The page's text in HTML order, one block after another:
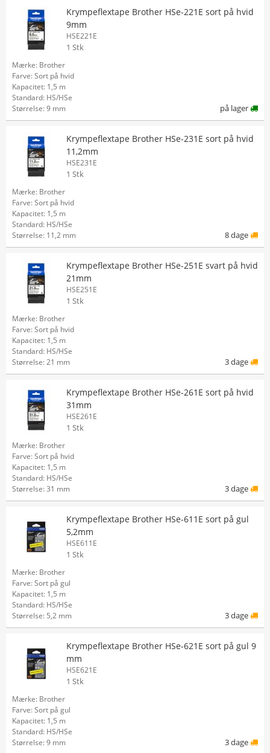
Krympeflextape Brother HSe-221E sort på hvid
9mm
HSE221E
1 Stk
Mærke: Brother
Farve: Sort på hvid
Kapacitet: 1,5 m
Standard: HS/HSe
Størrelse: 9 mm
på lager
Krympeflextape Brother HSe-231E sort på hvid
11,2mm
HSE231E
1 Stk
Mærke: Brother
Farve: Sort på hvid
Kapacitet: 1,5 m
Standard: HS/HSe
Størrelse: 11,2 mm
8 dage
Krympeflextape Brother HSe-251E svart på hvid
21mm
HSE251E
1 Stk
Mærke: Brother
Farve: Sort på hvid
Kapacitet: 1,5 m
Standard: HS/HSe
Størrelse: 21 mm
3 dage
Krympeflextape Brother HSe-261E sort på hvid
31mm
HSE261E
1 Stk
Mærke: Brother
Farve: Sort på hvid
Kapacitet: 1,5 m
Standard: HS/HSe
Størrelse: 31 mm
3 dage
Krympeflextape Brother HSe-611E sort på gul
5,2mm
HSE611E
1 Stk
Mærke: Brother
Farve: Sort på gul
Kapacitet: 1,5 m
Standard: HS/HSe
Størrelse: 5,2 mm
3 dage
Krympeflextape Brother HSe-621E sort på gul 9
mm
HSE621E
1 Stk
Mærke: Brother
Farve: Sort på gul
Kapacitet: 1,5 m
Standard: HS/HSe
Størrelse: 9 mm
3 dage